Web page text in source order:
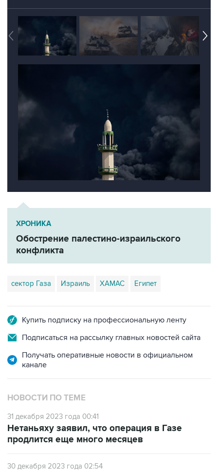
ХРОНИКА
Обострение палестино-израильского
конфликта
сектор Газа Израиль ХАМАС Египет
Купить подписку на профессиональную ленту
Подписаться на рассылку главных новостей сайта
Получать оперативные новости в официальном
канале
НОВОСТИ ПО ТЕМЕ
31 декабря 2023 года 00:41
Нетаньяху заявил, что операция в Газе
продлится еще много месяцев
30 декабря 2023 года 02:54